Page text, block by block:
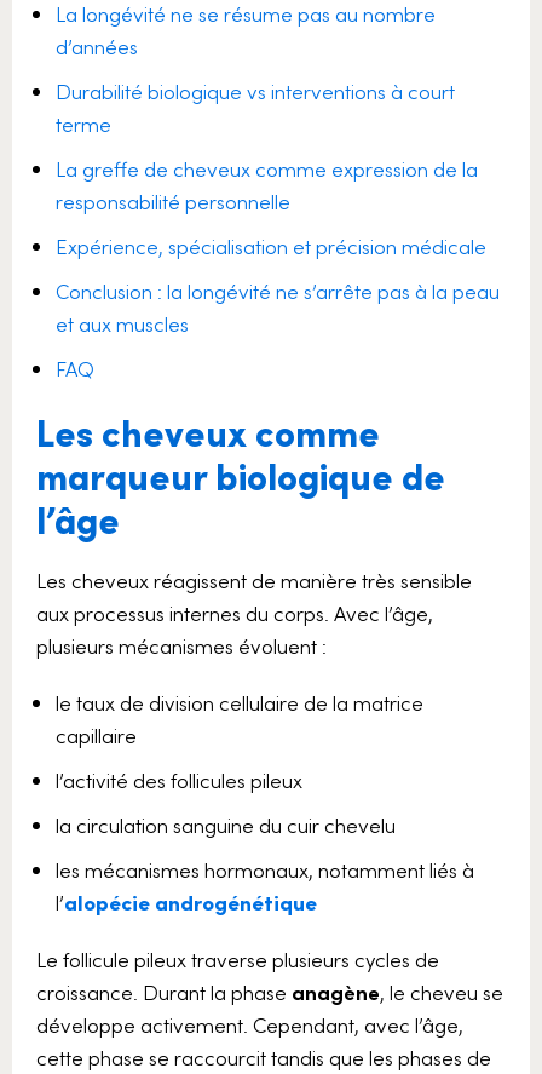
La longévité ne se résume pas au nombre
d’années
Durabilité biologique vs interventions à court
terme
La greffe de cheveux comme expression de la
responsabilité personnelle
Expérience, spécialisation et précision médicale
Conclusion : la longévité ne s’arrête pas à la peau
et aux muscles
FAQ
Les cheveux comme
marqueur biologique de
l’âge
Les cheveux réagissent de manière très sensible
aux processus internes du corps. Avec l’âge,
plusieurs mécanismes évoluent :
le taux de division cellulaire de la matrice
capillaire
l’activité des follicules pileux
la circulation sanguine du cuir chevelu
les mécanismes hormonaux, notamment liés à
l’alopécie androgénétique
Le follicule pileux traverse plusieurs cycles de
croissance. Durant la phase anagène, le cheveu se
développe activement. Cependant, avec l’âge,
cette phase se raccourcit tandis que les phases de